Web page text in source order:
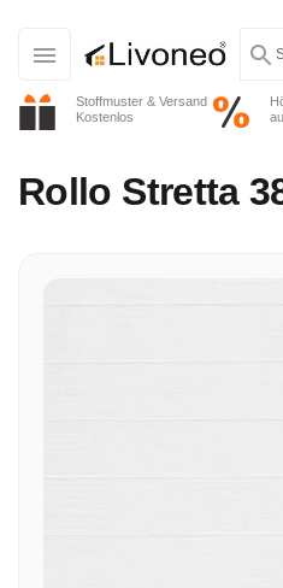
Stoffmuster & Versand
Kostenlos
Rollo Stretta